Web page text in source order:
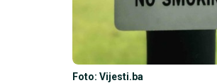
Foto: Vijesti.ba